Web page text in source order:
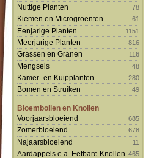
Nuttige Planten 78
Kiemen en Microgroenten 61
Eenjarige Planten 1151
Meerjarige Planten 816
Grassen en Granen 116
Mengsels 48
Kamer- en Kuipplanten 280
Bomen en Struiken 49
Bloembollen en Knollen
Voorjaarsbloeiend
685
Zomerbloeiend 678
Najaarsbloeiend 11
Aardappels e.a. Eetbare Knollen 465